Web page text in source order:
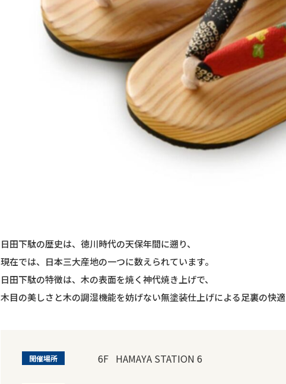
日田下駄の歴史は、徳川時代の天保年間に遡り、
現在では、日本三大産地の一つに数えられています。
日田下駄の特徴は、木の表面を焼く神代焼き上げで、
木目の美しさと木の調湿機能を妨げない無塗装仕上げによる足裏の快
開催場所 6F HAMAYA STATION 6